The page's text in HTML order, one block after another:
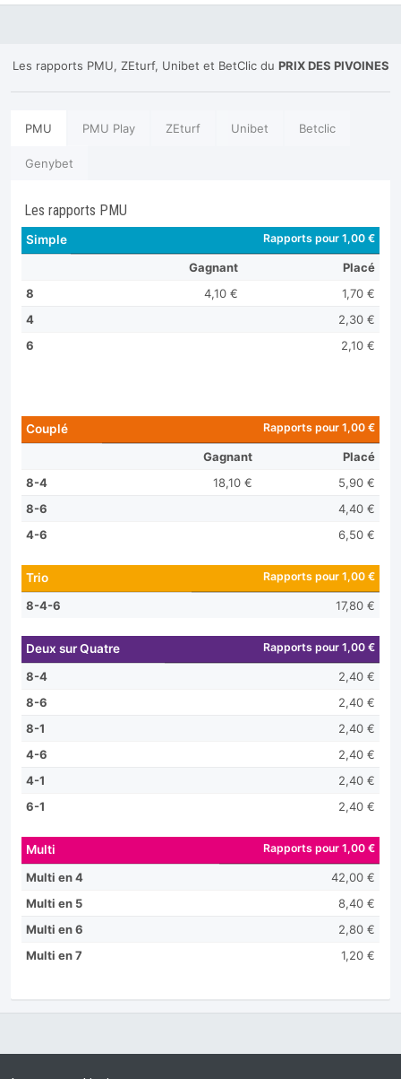
Les rapports PMU, ZEturf, Unibet et BetClic du PRIX DES PIVOINES
PMU PMU Play ZEturf Unibet Betclic
Genybet
Les rapports PMU
Simple Rapports pour 1,00 €
Gagnant
Placé
8
4,10 €
1,70 €
4
2,30 €
6
2,10 €
Couplé Rapports pour 1,00 €
Gagnant
Placé
8-4
18,10 €
5,90 €
8-6
4,40 €
4-6
6,50 €
Trio Rapports pour 1,00 €
8-4-6 17,80 €
Deux sur Quatre Rapports pour 1,00 €
8-4
2,40 €
8-6
2,40 €
8-1
2,40 €
4-6
2,40 €
4-1
2,40 €
6-1
2,40 €
Multi Rapports pour 1,00 €
Multi en 4
42,00 €
Multi en 5
8,40 €
Multi en 6
2,80 €
Multi en 7
1,20 €